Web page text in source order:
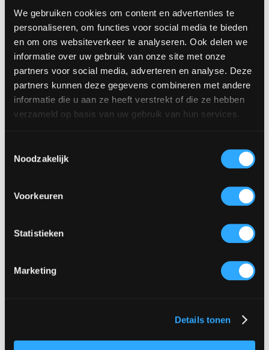
We gebruiken cookies om content en advertenties te
personaliseren, om functies voor social media te bieden
en om ons websiteverkeer te analyseren. Ook delen we
informatie over uw gebruik van onze site met onze
partners voor social media, adverteren en analyse. Deze
partners kunnen deze gegevens combineren met andere
informatie die u aan ze heeft verstrekt of die ze hebben
verzameld op basis van uw gebruik van hun services.
Noodzakelijk
Voorkeuren
Statistieken
Marketing
Details tonen
Luxe bar steigerhout
GROOT
€275.00 excl. BTW,€332.75 incl. BTW